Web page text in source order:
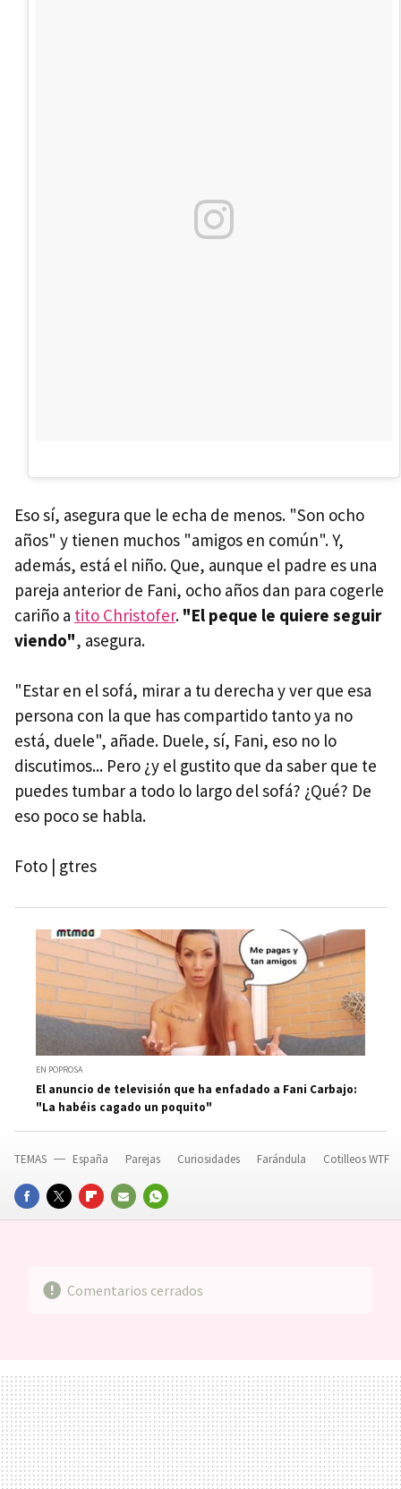
Eso sí, asegura que le echa de menos. "Son ocho
años" y tienen muchos "amigos en común". Y,
además, está el niño. Que, aunque el padre es una
pareja anterior de Fani, ocho años dan para cogerle
cariño a tito Christofer. "El peque le quiere seguir
viendo", asegura.
"Estar en el sofá, mirar a tu derecha y ver que esa
persona con la que has compartido tanto ya no
está, duele", añade. Duele, sí, Fani, eso no lo
discutimos... Pero ¿y el gustito que da saber que te
puedes tumbar a todo lo largo del sofá? ¿Qué? De
eso poco se habla.
Foto | gtres
EN POPROSA
El anuncio de televisión que ha enfadado a Fani Carbajo:
"La habéis cagado un poquito"
FACEBOOKTWITTERFLIPBOARD
E-
WHATSAPP
TEMAS España Parejas Curiosidades Farándula Cotilleos WTF
Comentarios cerrados